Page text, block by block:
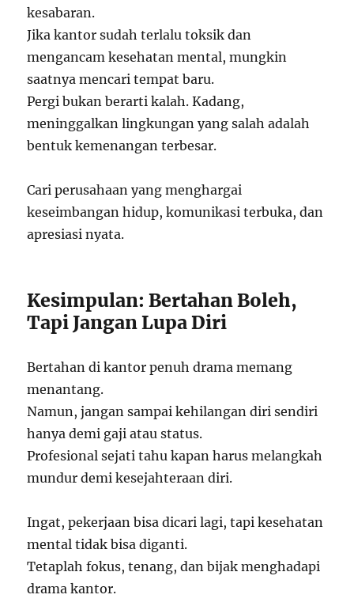
kesabaran.
Jika kantor sudah terlalu toksik dan
mengancam kesehatan mental, mungkin
saatnya mencari tempat baru.
Pergi bukan berarti kalah. Kadang,
meninggalkan lingkungan yang salah adalah
bentuk kemenangan terbesar.
Cari perusahaan yang menghargai
keseimbangan hidup, komunikasi terbuka, dan
apresiasi nyata.
Kesimpulan: Bertahan Boleh,
Tapi Jangan Lupa Diri
Bertahan di kantor penuh drama memang
menantang.
Namun, jangan sampai kehilangan diri sendiri
hanya demi gaji atau status.
Profesional sejati tahu kapan harus melangkah
mundur demi kesejahteraan diri.
Ingat, pekerjaan bisa dicari lagi, tapi kesehatan
mental tidak bisa diganti.
Tetaplah fokus, tenang, dan bijak menghadapi
drama kantor.